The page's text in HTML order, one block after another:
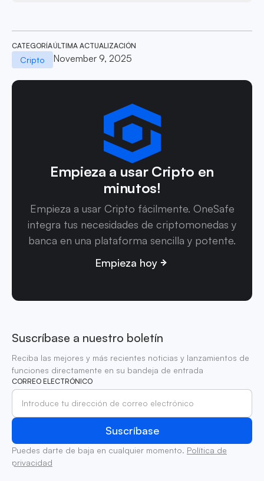
CATEGORÍA
Cripto
ÚLTIMA ACTUALIZACIÓN
November 9, 2025
Empieza a usar Cripto en
minutos!
Empieza a usar Cripto fácilmente. OneSafe
integra tus necesidades de criptomonedas y
banca en una plataforma sencilla y potente.
Empieza hoy
Suscríbase a nuestro boletín
Reciba las mejores y más recientes noticias y lanzamientos de
funciones directamente en su bandeja de entrada
CORREO ELECTRÓNICO
Puedes darte de baja en cualquier momento. Política de
privacidad